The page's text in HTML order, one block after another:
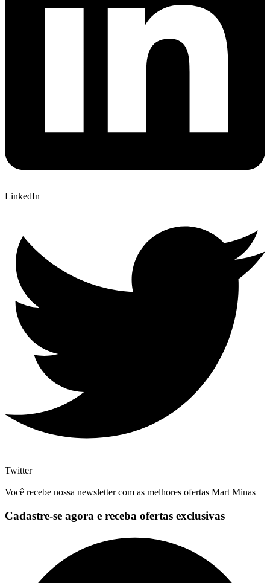
LinkedIn
Twitter
Você recebe nossa newsletter com as melhores ofertas Mart Minas
Cadastre-se agora e receba ofertas exclusivas